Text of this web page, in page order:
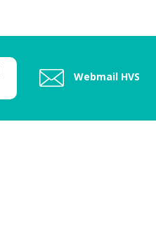
Webmail HVS